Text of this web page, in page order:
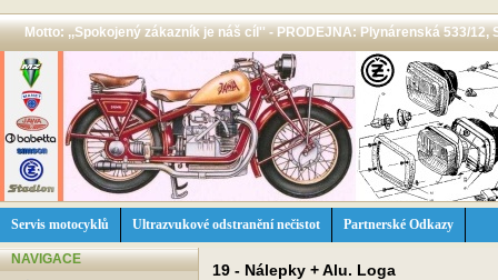
Motto: ,,Spokojený zákazník je náš cíl'' - PRODEJNA: Plynárenská 533/12,
Servis motocyklů Ultrazvukové odstranění nečistot Partnerské Odkazy
NAVIGACE
19 - Nálepky + Alu. Loga